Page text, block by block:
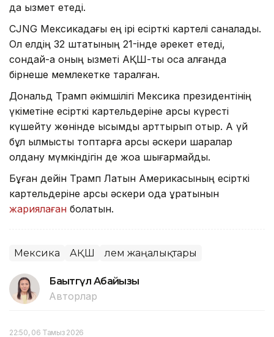
да қызмет етеді.
CJNG Мексикадағы ең ірі есірткі картелі саналады.
Ол елдің 32 штатының 21-інде әрекет етеді,
сондай-ақ оның қызметі АҚШ-ты қоса алғанда
бірнеше мемлекетке таралған.
Дональд Трамп әкімшілігі Мексика президентінің
үкіметіне есірткі картельдеріне қарсы күресті
күшейту жөнінде қысымды арттырып отыр. Ақ үй
бұл қылмыстық топтарға қарсы әскери шаралар
қолдану мүмкіндігін де жоққа шығармайды.
Бұған дейін Трамп Латын Америкасының есірткі
картельдеріне қарсы әскери одақ құратынын
жариялаған болатын.
Мексика АҚШ Әлем жаңалықтары
Бақытгүл Абайқызы
Авторлар
22:50, 06 Тамыз 2026